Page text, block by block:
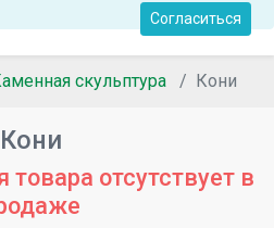
Согласиться
скульптура Кони
Кони
товара отсутствует в